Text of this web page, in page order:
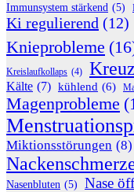
Immunsystem stärkend (5)
Ki regulierend (12)
Knieprobleme
Kreislaufkollaps (4)
Kälte (7) kühlend (6)
Magenprobleme
Miktionsstörungen (8)
Nasenbluten (5) Nase